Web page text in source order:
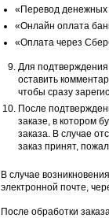
FG-100 для FINEVu
373 руб.
«Перевод денежных
«Онлайн оплата
«Оплата через
Для
оставить
чтобы сразу
После
заказе, в котором
заказа. В случае
заказ принят,
В случае
электронной почте,
После обработки